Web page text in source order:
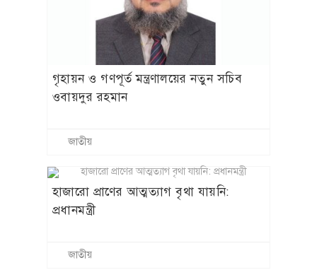
গৃহায়ন ও গণপূর্ত মন্ত্রণালয়ের নতুন সচিব
ওবায়দুর রহমান
জাতীয়
হাজারো প্রাণের আত্মত্যাগ বৃথা যায়নি:
প্রধানমন্ত্রী
জাতীয়